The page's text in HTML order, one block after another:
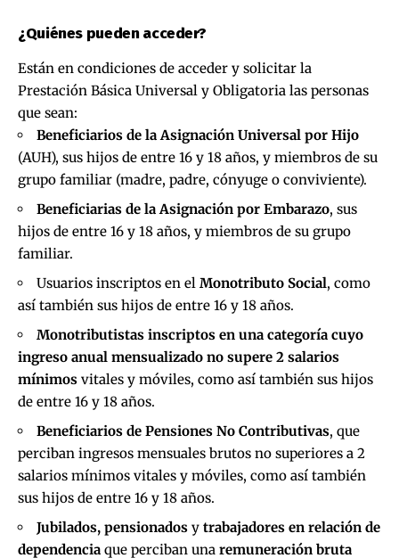
¿Quiénes pueden acceder?
Están en condiciones de acceder y solicitar la
Prestación Básica Universal y Obligatoria las personas
que sean:
Beneficiarios de la Asignación Universal por Hijo
(AUH), sus hijos de entre 16 y 18 años, y miembros de su
grupo familiar (madre, padre, cónyuge o conviviente).
Beneficiarias de la Asignación por Embarazo, sus
hijos de entre 16 y 18 años, y miembros de su grupo
familiar.
Usuarios inscriptos en el Monotributo Social, como
así también sus hijos de entre 16 y 18 años.
Monotributistas inscriptos en una categoría cuyo
ingreso anual mensualizado no supere 2 salarios
mínimos vitales y móviles, como así también sus hijos
de entre 16 y 18 años.
Beneficiarios de Pensiones No Contributivas, que
perciban ingresos mensuales brutos no superiores a 2
salarios mínimos vitales y móviles, como así también
sus hijos de entre 16 y 18 años.
Jubilados, pensionados y trabajadores en relación de
dependencia que perciban una remuneración bruta